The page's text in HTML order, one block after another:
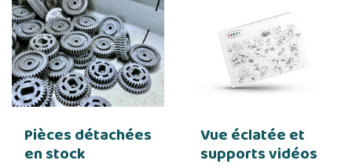
Pièces détachées
en stock
Vue éclatée et
supports vidéos